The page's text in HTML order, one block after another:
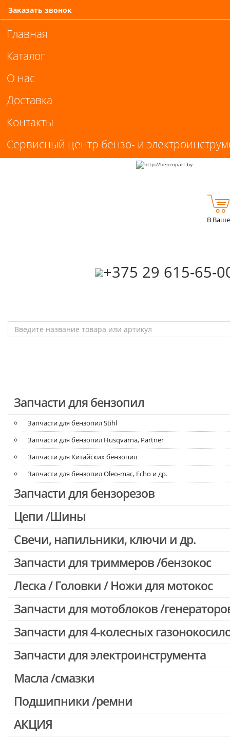
Заказать звонок
Главная
Каталог
О нас
Доставка
Контакты
Сервисный центр бензо- и
‎+375 29 615-65-
В
Запчасти для бензопил
Запчасти для бензопил Stihl
Запчасти для бензопил Husqvarna, Partner
Запчасти для Китайских бензопил
Запчасти для бензопил Oleo-mac, Echo и др.
Запчасти для бензорезов
Цепи /Шины
Свечи, напильники, ключи и др.
Запчасти для триммеров /бензокос
Запчасти для Китайских триммеров
Леска / Головки / Ножи для мотокос
Запчасти для мотоблоков /
Запчасти для 4-колесных
Запчасти для электроинструмента
Двигатели, редукторы для шуруповертов
Выключатели, переключатели
Запчасти для перфораторов и отбойных молотков
Масла /смазки
Подшипники /ремни
АКЦИЯ